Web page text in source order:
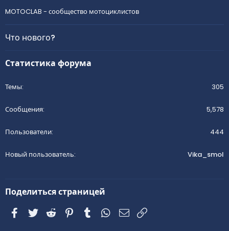
MOTOCLAB - сообщество мотоциклистов
Что нового?
Статистика форума
Темы 305
Сообщения 5,578
Пользователи 444
Новый пользователь Vika_smol
Поделиться страницей
FacebookTwitterReddit PinterestTumblrWhatsAppЭлектронная почта